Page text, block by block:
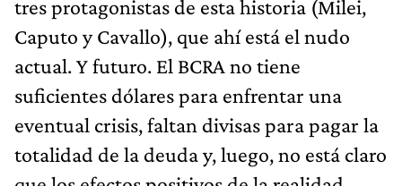
tres protagonistas de esta historia (Milei,
Caputo y Cavallo), que ahí está el nudo
actual. Y futuro. El BCRA no tiene
suficientes dólares para enfrentar una
eventual crisis, faltan divisas para pagar la
totalidad de la deuda y, luego, no está claro